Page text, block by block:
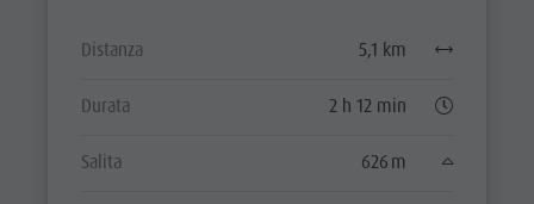
Distanza 5,1 km
Durata 2 h 12 min
Salita 626 m